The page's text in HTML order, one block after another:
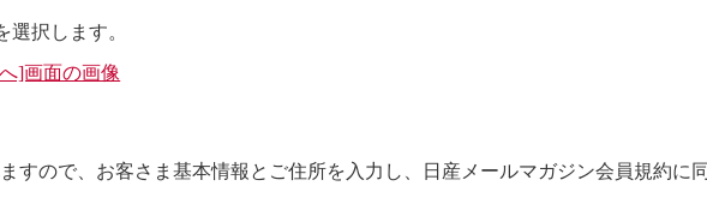
択します。
すので、お客さま基本情報とご住所を入力し、日産メールマガジン会員規約に